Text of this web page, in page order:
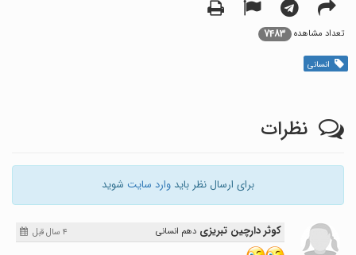
تعداد مشاهده 7483
انسانی
نظرات
برای ارسال نظر باید وارد سایت شوید
کوثر دارچین تبریزی دهم انسانی 4 سال قبل